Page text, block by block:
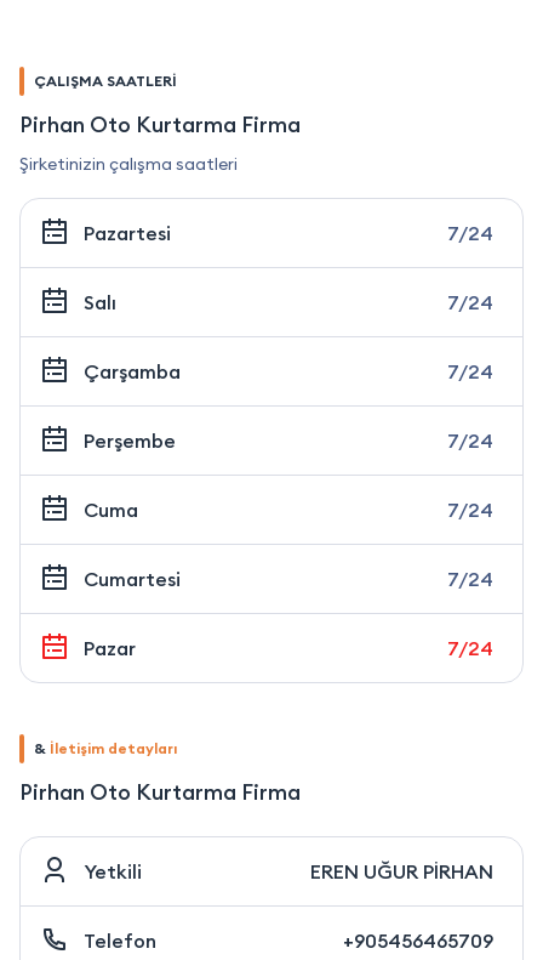
ÇALIŞMA SAATLERİ
Pirhan Oto Kurtarma Firma
Şirketinizin çalışma saatleri
Pazartesi 7/24
Salı 7/24
Çarşamba 7/24
Perşembe 7/24
Cuma 7/24
Cumartesi 7/24
Pazar 7/24
& İletişim detayları
Pirhan Oto Kurtarma Firma
Yetkili EREN UĞUR PİRHAN
Telefon +905456465709